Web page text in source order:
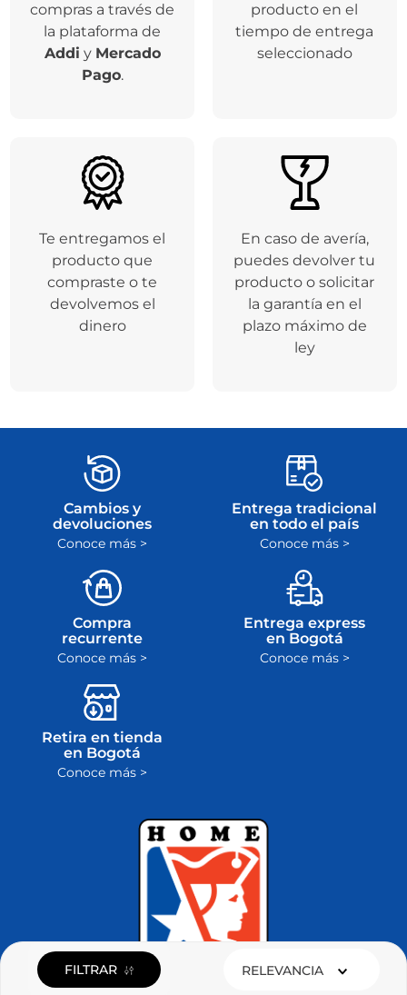
FILTRAR RELEVANCIA
compras a través de
la plataforma de
Addi y Mercado
Pago.
producto en el
tiempo de entrega
seleccionado
Te entregamos el
producto que
compraste o te
devolvemos el
dinero
En caso de avería,
puedes devolver tu
producto o solicitar
la garantía en el
plazo máximo de
ley
Cambios y
devoluciones
Conoce más >
Entrega tradicional
en todo el país
Conoce más >
Compra
recurrente
Conoce más >
Entrega express
en Bogotá
Conoce más >
Retira en tienda
en Bogotá
Conoce más >